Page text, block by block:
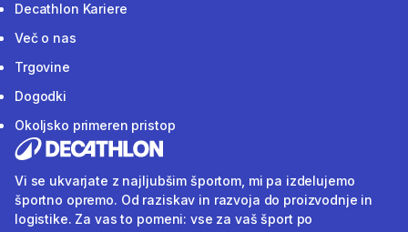
Decathlon Kariere
Več o nas
Trgovine
Dogodki
Okoljsko primeren pristop
Vi se ukvarjate z najljubšim športom, mi pa izdelujemo
športno opremo. Od raziskav in razvoja do proizvodnje in
logistike. Za vas to pomeni: vse za vaš šport po